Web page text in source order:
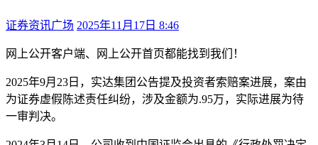
证券资讯广场 2025年11月17日 8:46
网上公开客户端、 网上公开首页都能找到我们！
2025年9月23日，实达集团公告提及投资者索赔案进展，案由
为证券虚假陈述责任纠纷，涉及金额为.95万，实际进展为待
一审判决。